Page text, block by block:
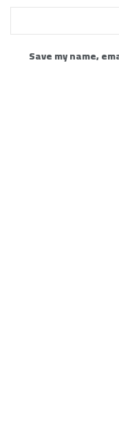
Save my name,